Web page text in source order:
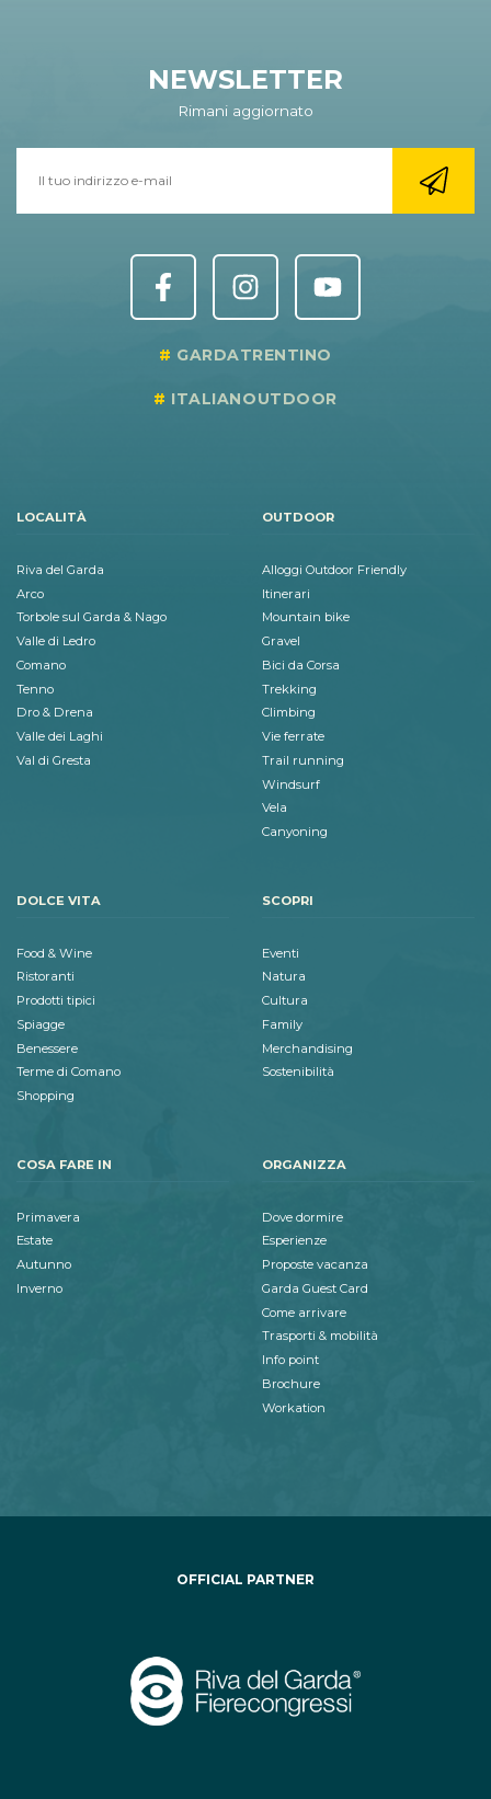
NEWSLETTER
Rimani aggiornato
GARDATRENTINO
ITALIANOUTDOOR
LOCALITÀ
Riva del Garda
Arco
Torbole sul Garda & Nago
Valle di Ledro
Comano
Tenno
Dro & Drena
Valle dei Laghi
Val di Gresta
OUTDOOR
Alloggi Outdoor Friendly
Itinerari
Mountain bike
Gravel
Bici da Corsa
Trekking
Climbing
Vie ferrate
Trail running
Windsurf
Vela
Canyoning
DOLCE VITA
Food & Wine
Ristoranti
Prodotti tipici
Spiagge
Benessere
Terme di Comano
Shopping
SCOPRI
Eventi
Natura
Cultura
Family
Merchandising
Sostenibilità
COSA FARE IN
Primavera
Estate
Autunno
Inverno
ORGANIZZA
Dove dormire
Esperienze
Proposte vacanza
Garda Guest Card
Come arrivare
Trasporti & mobilità
Info point
Brochure
Workation
OFFICIAL PARTNER